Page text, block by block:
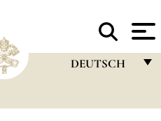
DEUTSCH